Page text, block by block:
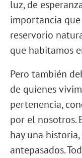
luz, de
importancia
reservorio
que habitamos
Pero también
de quienes
pertenencia,
por el nosotros.
hay una
antepasados.